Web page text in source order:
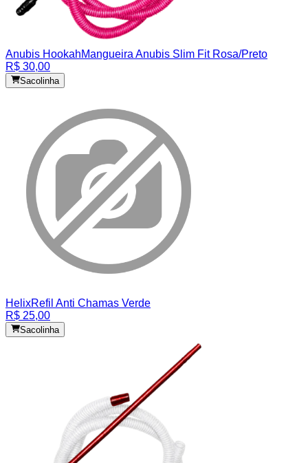
Anubis HookahMangueira Anubis Slim Fit Rosa/Preto
R$ 30,00
Sacolinha
HelixRefil Anti Chamas Verde
R$ 25,00
Sacolinha